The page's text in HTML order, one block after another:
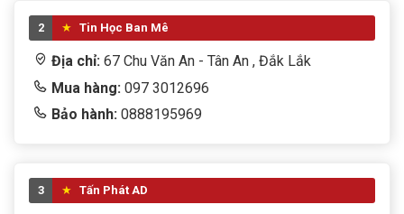
2 Tin Học Ban Mê
Địa chỉ: 67 Chu Văn An - Tân An , Đắk Lắk
Mua hàng: 097 3012696
Bảo hành: 0888195969
3 Tấn Phát AD